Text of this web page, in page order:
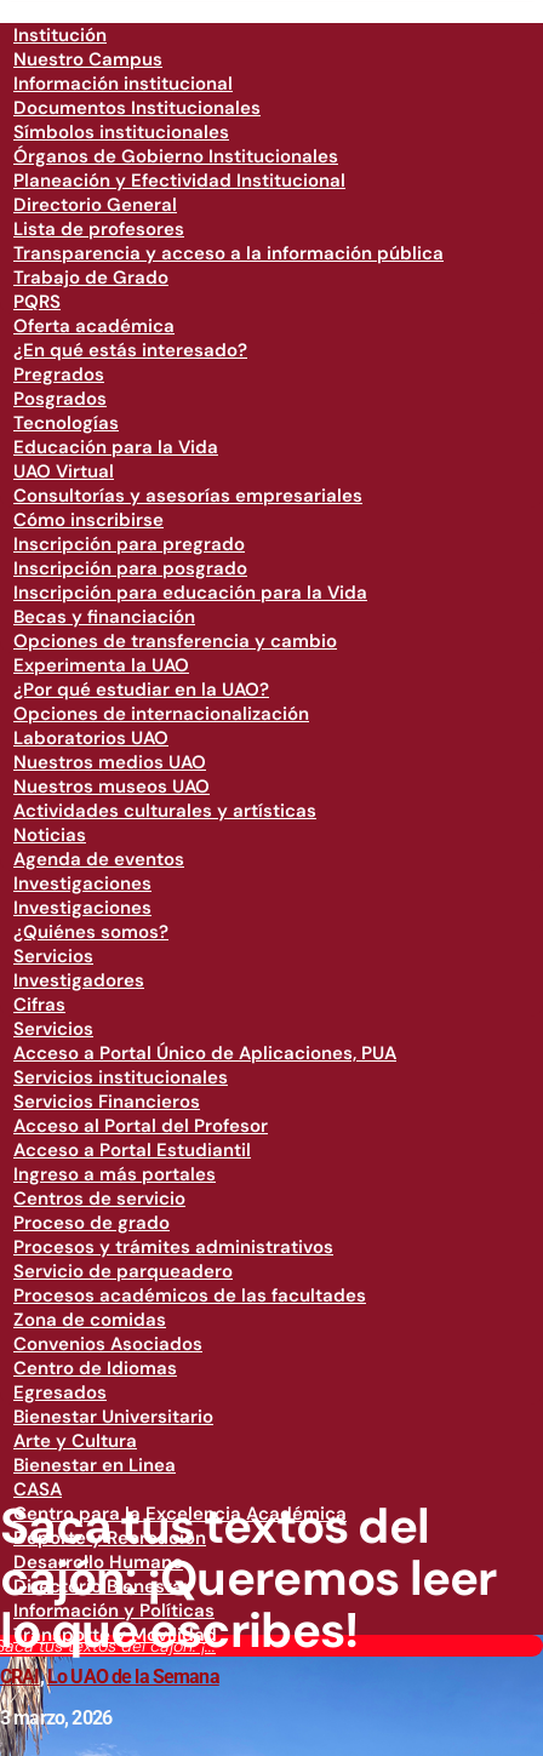
Institución
Nuestro Campus
Información institucional
Documentos Institucionales
Símbolos institucionales
Órganos de Gobierno Institucionales
Planeación y Efectividad Institucional
Directorio General
Lista de profesores
Transparencia y acceso a la información pública
Trabajo de Grado
PQRS
Oferta académica
¿En qué estás interesado?
Pregrados
Posgrados
Tecnologías
Educación para la Vida
UAO Virtual
Consultorías y asesorías empresariales
Cómo inscribirse
Inscripción para pregrado
Inscripción para posgrado
Inscripción para educación para la Vida
Becas y financiación
Opciones de transferencia y cambio
Experimenta la UAO
¿Por qué estudiar en la UAO?
Opciones de internacionalización
Laboratorios UAO
Nuestros medios UAO
Nuestros museos UAO
Actividades culturales y artísticas
Noticias
Agenda de eventos
Investigaciones
Investigaciones
¿Quiénes somos?
Servicios
Investigadores
Cifras
Servicios
Acceso a Portal Único de Aplicaciones, PUA
Servicios institucionales
Servicios Financieros
Acceso al Portal del Profesor
Acceso a Portal Estudiantil
Ingreso a más portales
Centros de servicio
Proceso de grado
Procesos y trámites administrativos
Servicio de parqueadero
Procesos académicos de las facultades
Zona de comidas
Convenios Asociados
Centro de Idiomas
Egresados
Bienestar Universitario
Arte y Cultura
Bienestar en Linea
CASA
Centro para la Excelencia Académica
Deporte y Recreación
Desarrollo Humano
Directorio Bienestar
Información y Políticas
Transporte y Movilidad
tus textos del cajón: ¡...
Saca tus textos del
cajón: ¡Queremos leer
lo que escribes!
CRAI,Lo UAO de la Semana
3 marzo, 2026